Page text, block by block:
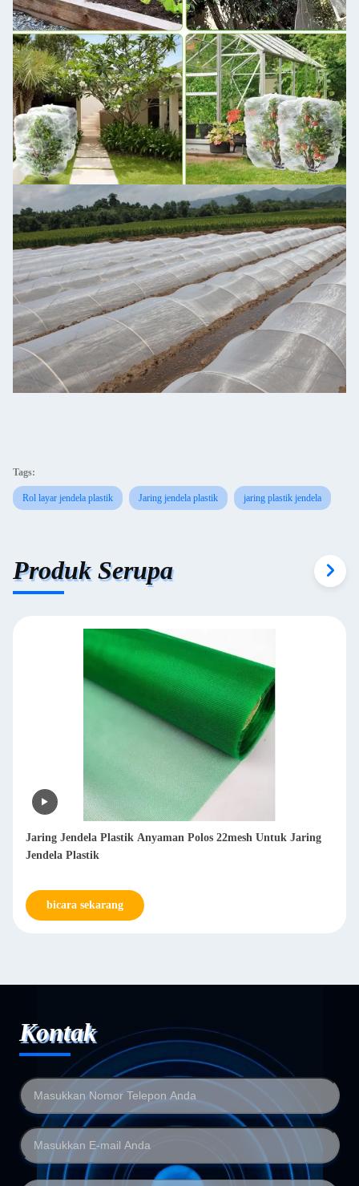
Tags:
Rol layar jendela plastik Jaring jendela plastik jaring plastik jendela
Produk Serupa
Jaring Jendela Plastik Anyaman Polos 22mesh Untuk Jaring
Jendela Plastik
bicara sekarang
Kontak